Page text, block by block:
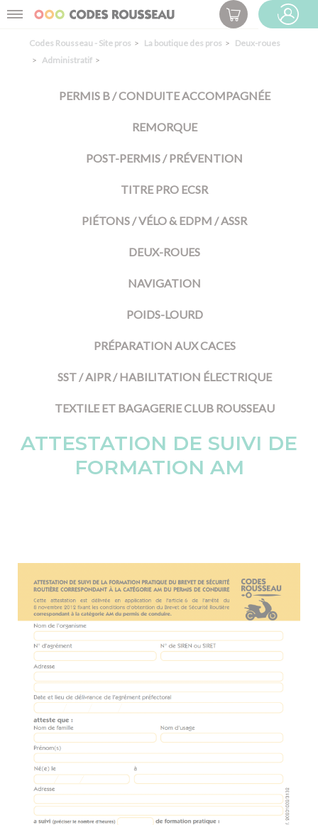
Menu
Codes Rousseau - Site pros La boutique des pros
Deux-roues
Administratif
PERMIS B / CONDUITE ACCOMPAGNÉE
REMORQUE
POST-PERMIS / PRÉVENTION
TITRE PRO ECSR
PIÉTONS / VÉLO & EDPM / ASSR
DEUX-ROUES
NAVIGATION
POIDS-LOURD
PRÉPARATION AUX CACES
SST / AIPR / HABILITATION ÉLECTRIQUE
TEXTILE ET BAGAGERIE CLUB ROUSSEAU
ATTESTATION DE SUIVI DE
FORMATION AM
Panneau de gestion des cookies